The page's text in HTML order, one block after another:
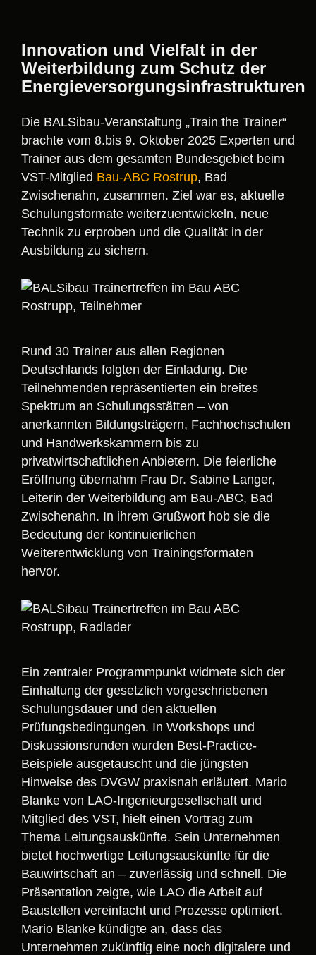
Innovation und Vielfalt in der
Weiterbildung zum Schutz der
Energieversorgungsinfrastrukturen
Die BALSibau-Veranstaltung „Train the Trainer“
brachte vom 8.bis 9. Oktober 2025 Experten und
Trainer aus dem gesamten Bundesgebiet beim
VST-Mitglied Bau-ABC Rostrup, Bad
Zwischenahn, zusammen. Ziel war es, aktuelle
Schulungsformate weiterzuentwickeln, neue
Technik zu erproben und die Qualität in der
Ausbildung zu sichern.
Rund 30 Trainer aus allen Regionen
Deutschlands folgten der Einladung. Die
Teilnehmenden repräsentierten ein breites
Spektrum an Schulungsstätten – von
anerkannten Bildungsträgern, Fachhochschulen
und Handwerkskammern bis zu
privatwirtschaftlichen Anbietern. Die feierliche
Eröffnung übernahm Frau Dr. Sabine Langer,
Leiterin der Weiterbildung am Bau-ABC, Bad
Zwischenahn. In ihrem Grußwort hob sie die
Bedeutung der kontinuierlichen
Weiterentwicklung von Trainingsformaten
hervor.
Ein zentraler Programmpunkt widmete sich der
Einhaltung der gesetzlich vorgeschriebenen
Schulungsdauer und den aktuellen
Prüfungsbedingungen. In Workshops und
Diskussionsrunden wurden Best-Practice-
Beispiele ausgetauscht und die jüngsten
Hinweise des DVGW praxisnah erläutert. Mario
Blanke von LAO-Ingenieurgesellschaft und
Mitglied des VST, hielt einen Vortrag zum
Thema Leitungsauskünfte. Sein Unternehmen
bietet hochwertige Leitungsauskünfte für die
Bauwirtschaft an – zuverlässig und schnell. Die
Präsentation zeigte, wie LAO die Arbeit auf
Baustellen vereinfacht und Prozesse optimiert.
Mario Blanke kündigte an, dass das
Unternehmen zukünftig eine noch digitalere und